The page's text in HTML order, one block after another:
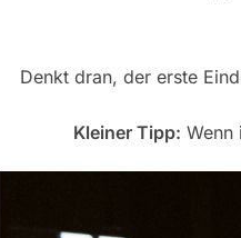
Denkt dran, der erste
Kleiner Tipp: Wenn